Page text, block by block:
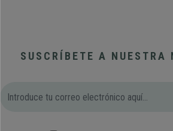
SUSCRÍBETE A NUESTRA